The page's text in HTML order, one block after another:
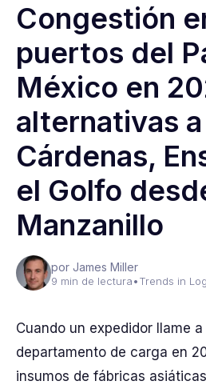
Congestión
puertos del
México en
alternativas
Cárdenas,
el Golfo
Manzanillo
por James Miller
9 min de lectura•Trends in
Cuando un expedidor llame
departamento de carga en
insumos de fábricas